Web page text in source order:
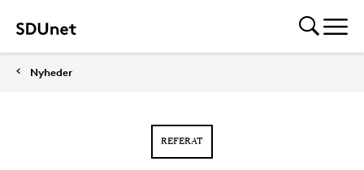
Nyheder
REFERAT